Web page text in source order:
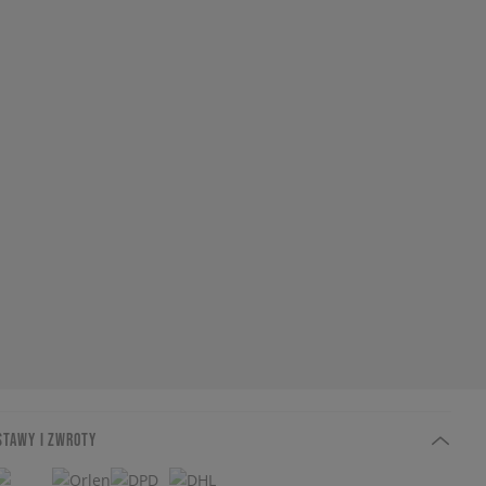
I ZWROTY